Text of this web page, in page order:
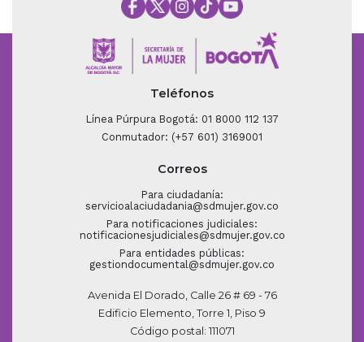
Teléfonos
Línea Púrpura Bogotá: 01 8000 112 137
Conmutador: (+57 601) 3169001
Correos
Para ciudadanía:
servicioalaciudadania@sdmujer.gov.co
Para notificaciones judiciales:
notificacionesjudiciales@sdmujer.gov.co
Para entidades públicas:
gestiondocumental@sdmujer.gov.co
Avenida El Dorado, Calle 26 # 69 - 76
Edificio Elemento, Torre 1, Piso 9
Código postal: 111071